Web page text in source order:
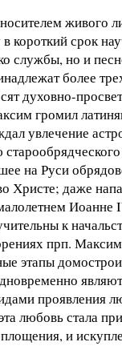
живого
короткий срок
службы, но и
более
духовно-
громил
увлечение
на Руси
Христе; даже
Иоанне
к
прп.
этапы
проявления
любовь стала
и